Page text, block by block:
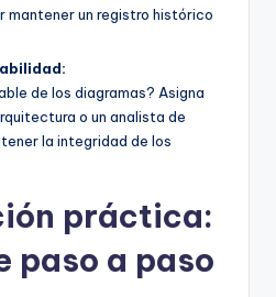
mantener un registro histórico
de los diagramas? Asigna
o un analista de
la integridad de los
práctica:
paso a paso